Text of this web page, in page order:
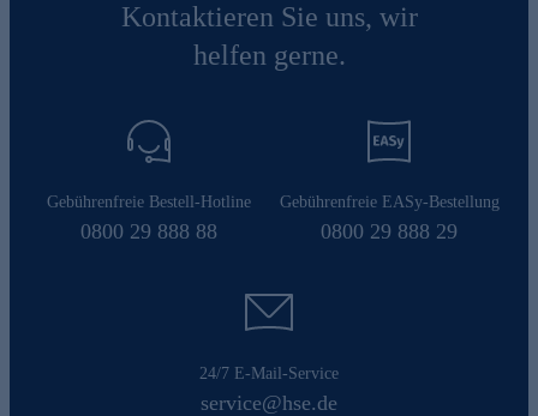
Kontaktieren Sie uns, wir
helfen gerne.
Gebührenfreie Bestell-Hotline
0800 29 888 88
Gebührenfreie EASy-Bestellung
0800 29 888 29
24/7 E-Mail-Service
service@hse.de